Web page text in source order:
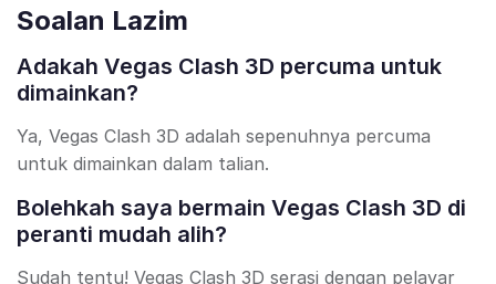
Soalan Lazim
Adakah Vegas Clash 3D percuma untuk
dimainkan?
Ya, Vegas Clash 3D adalah sepenuhnya percuma
untuk dimainkan dalam talian.
Bolehkah saya bermain Vegas Clash 3D di
peranti mudah alih?
Sudah tentu! Vegas Clash 3D serasi dengan pelayar